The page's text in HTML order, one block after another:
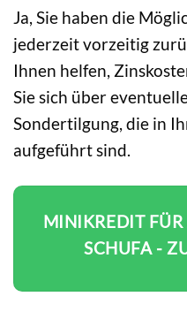
Ja, Sie haben die
jederzeit vorzeitig
Ihnen helfen,
Sie sich über
Sondertilgung, die in
aufgeführt sind.
MINIKREDIT FÜR
SCHUFA -